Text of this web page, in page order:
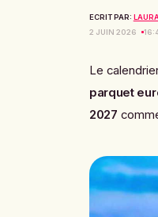
ECRIT PAR:
2 JUIN 2026
Le
parquet
2027